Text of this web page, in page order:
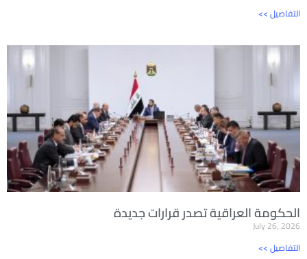
<< التفاصيل
الحكومة العراقية تصدر قرارات جديدة
July 26, 2026
<< التفاصيل